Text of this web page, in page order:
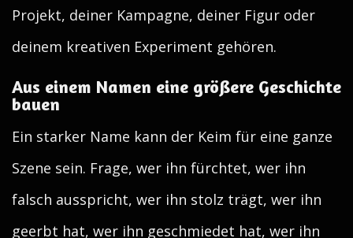
Projekt, deiner Kampagne, deiner Figur oder
deinem kreativen Experiment gehören.
Aus einem Namen eine größere Geschichte
bauen
Ein starker Name kann der Keim für eine ganze
Szene sein. Frage, wer ihn fürchtet, wer ihn
falsch ausspricht, wer ihn stolz trägt, wer ihn
geerbt hat, wer ihn geschmiedet hat, wer ihn